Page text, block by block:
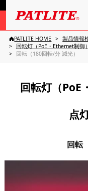
PATLITE HOME
製品情報
回転灯（PoE・Ethernet制御
回転（180回転/分 減光）
回転灯（
点
回転